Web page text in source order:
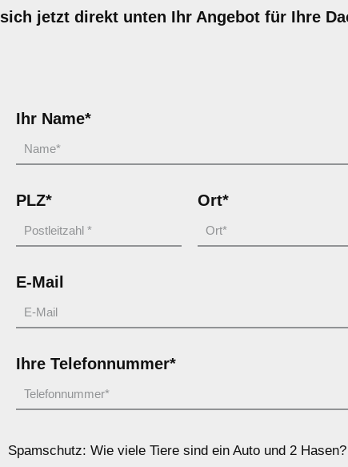
sich jetzt direkt unten Ihr Angebot für Ihre
Ihr Name*
PLZ* Ort*
E-Mail
Ihre Telefonnummer*
Spamschutz: Wie viele Tiere sind ein Auto und 2